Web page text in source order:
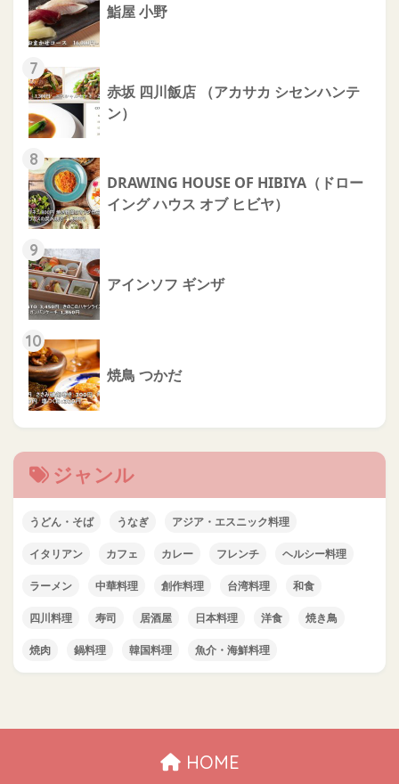
鮨屋 小野
7
赤坂 四川飯店 （アカサカ シセンハンテ
ン）
8
DRAWING HOUSE OF HIBIYA（ドロー
イング ハウス オブ ヒビヤ）
9
アインソフ ギンザ
10
焼鳥 つかだ
ジャンル
うどん・そば うなぎ アジア・エスニック料理
イタリアン カフェ カレー フレンチ ヘルシー料理
ラーメン 中華料理 創作料理 台湾料理 和食
四川料理 寿司 居酒屋 日本料理 洋食 焼き鳥
焼肉 鍋料理 韓国料理 魚介・海鮮料理
HOME